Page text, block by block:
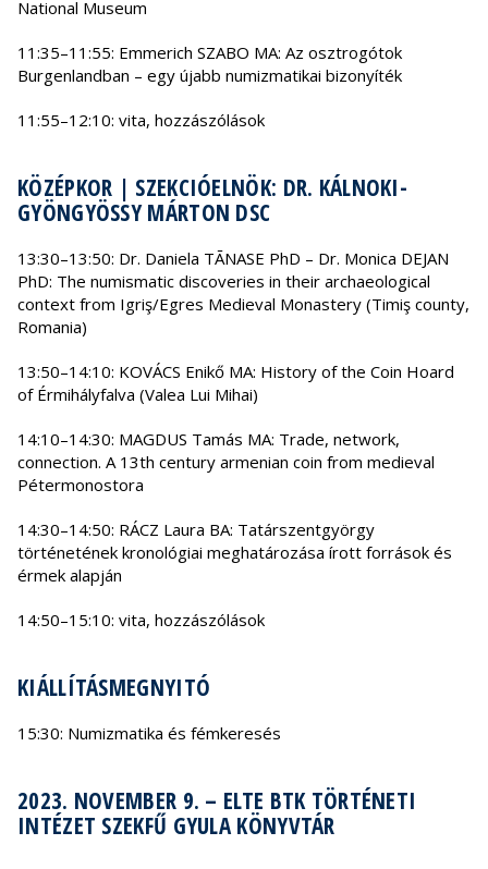
National Museum
11:35–11:55: Emmerich SZABO MA: Az osztrogótok
Burgenlandban – egy újabb numizmatikai bizonyíték
11:55–12:10: vita, hozzászólások
KÖZÉPKOR | SZEKCIÓELNÖK: DR. KÁLNOKI-
GYÖNGYÖSSY MÁRTON DSC
13:30–13:50: Dr. Daniela TĀNASE PhD – Dr. Monica DEJAN
PhD: The numismatic discoveries in their archaeological
context from Igriş/Egres Medieval Monastery (Timiş county,
Romania)
13:50–14:10: KOVÁCS Enikő MA: History of the Coin Hoard
of Érmihályfalva (Valea Lui Mihai)
14:10–14:30: MAGDUS Tamás MA: Trade, network,
connection. A 13th century armenian coin from medieval
Pétermonostora
14:30–14:50: RÁCZ Laura BA: Tatárszentgyörgy
történetének kronológiai meghatározása írott források és
érmek alapján
14:50–15:10: vita, hozzászólások
KIÁLLÍTÁSMEGNYITÓ
15:30: Numizmatika és fémkeresés
2023. NOVEMBER 9. – ELTE BTK TÖRTÉNETI
INTÉZET SZEKFŰ GYULA KÖNYVTÁR